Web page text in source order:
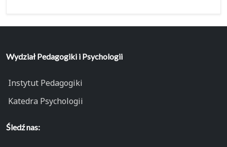
Wydział Pedagogiki i Psychologii
Instytut Pedagogiki
Katedra Psychologii
Śledź nas: